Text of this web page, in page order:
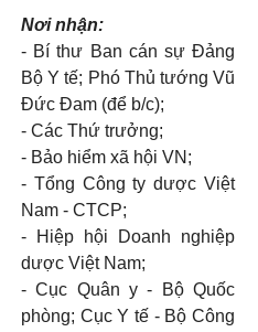
Nơi nhận:
- Bí thư Ban cán sự Đảng
Bộ Y tế; Phó Thủ tướng Vũ
Đức Đam (để b/c);
- Các Thứ trưởng;
- Bảo hiểm xã hội VN;
- Tổng Công ty dược Việt
Nam - CTCP;
- Hiệp hội Doanh nghiệp
dược Việt Nam;
- Cục Quân y - Bộ Quốc
phòng; Cục Y tế - Bộ Công